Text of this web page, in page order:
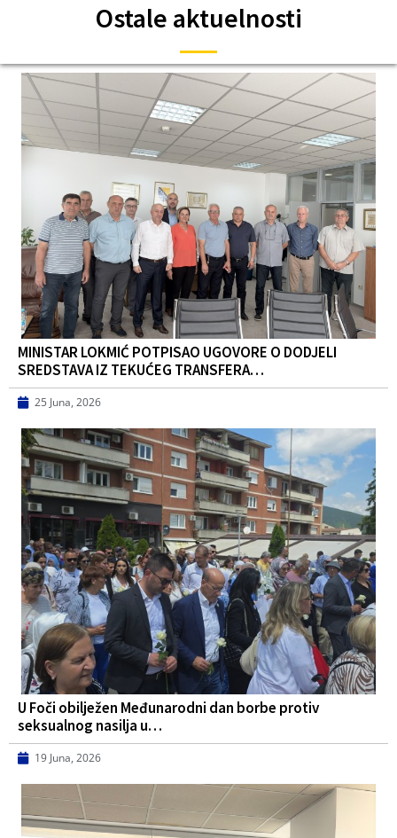
Ostale aktuelnosti
MINISTAR LOKMIĆ POTPISAO UGOVORE O DODJELI
SREDSTAVA IZ TEKUĆEG TRANSFERA…
25 Juna, 2026
U Foči obilježen Međunarodni dan borbe protiv
seksualnog nasilja u…
19 Juna, 2026